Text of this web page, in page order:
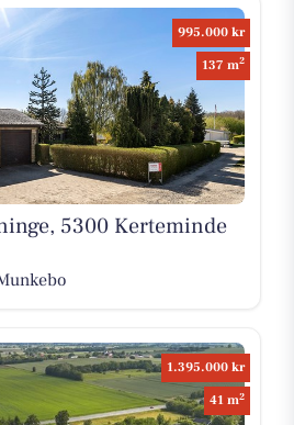
995.000 kr
137 m2
5300 Kerteminde
1.395.000 kr
41 m2